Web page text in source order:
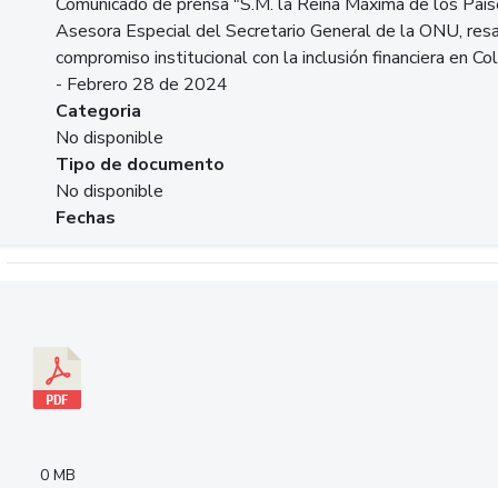
Asesora Especial del Secretario General de la ONU,
compromiso institucional con la inclusión financiera en
- Febrero 28 de 2024
Categoria
No disponible
Tipo de documento
No disponible
Fechas
0 MB